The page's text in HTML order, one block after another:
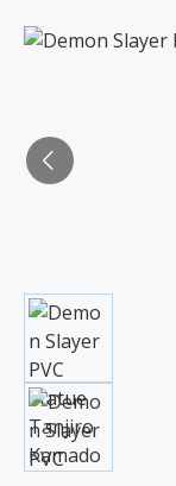
Bildergalerie